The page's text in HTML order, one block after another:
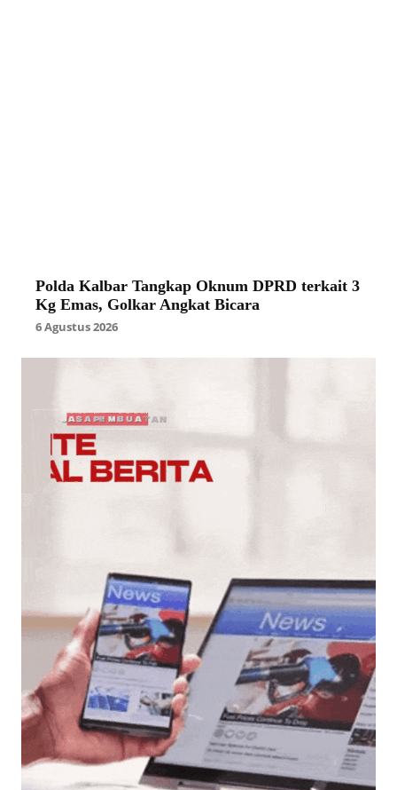
Polda Kalbar Tangkap Oknum DPRD terkait 3
Kg Emas, Golkar Angkat Bicara
6 Agustus 2026